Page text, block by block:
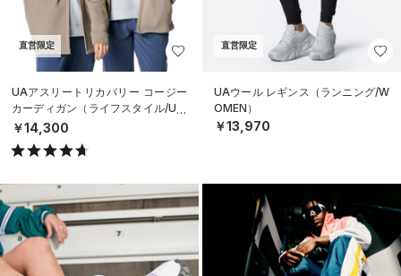
直営限定
UAアスリートリカバリー コージー
カーディガン（ライフスタイル/UNI
SEX）
￥14,300
直営限定
UAウール レギンス（ランニング/W
OMEN）
￥13,970